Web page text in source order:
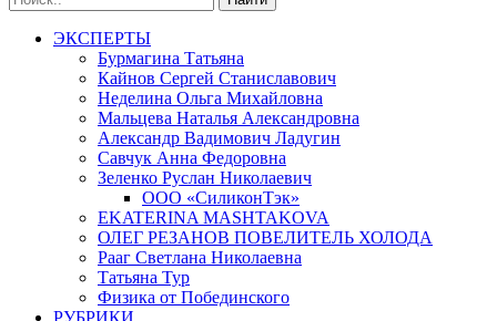
ЭКСПЕРТЫ
Бурмагина Татьяна
Кайнов Сергей Станиславович
Неделина Ольга Михайловна
Мальцева Наталья Александровна
Александр Вадимович Ладугин
Савчук Анна Федоровна
Зеленко Руслан Николаевич
ООО «СиликонТэк»
EKATERINA MASHTAKOVA
ОЛЕГ РЕЗАНОВ ПОВЕЛИТЕЛЬ ХОЛОДА
Рааг Светлана Николаевна
Татьяна Тур
Физика от Побединского
РУБРИКИ